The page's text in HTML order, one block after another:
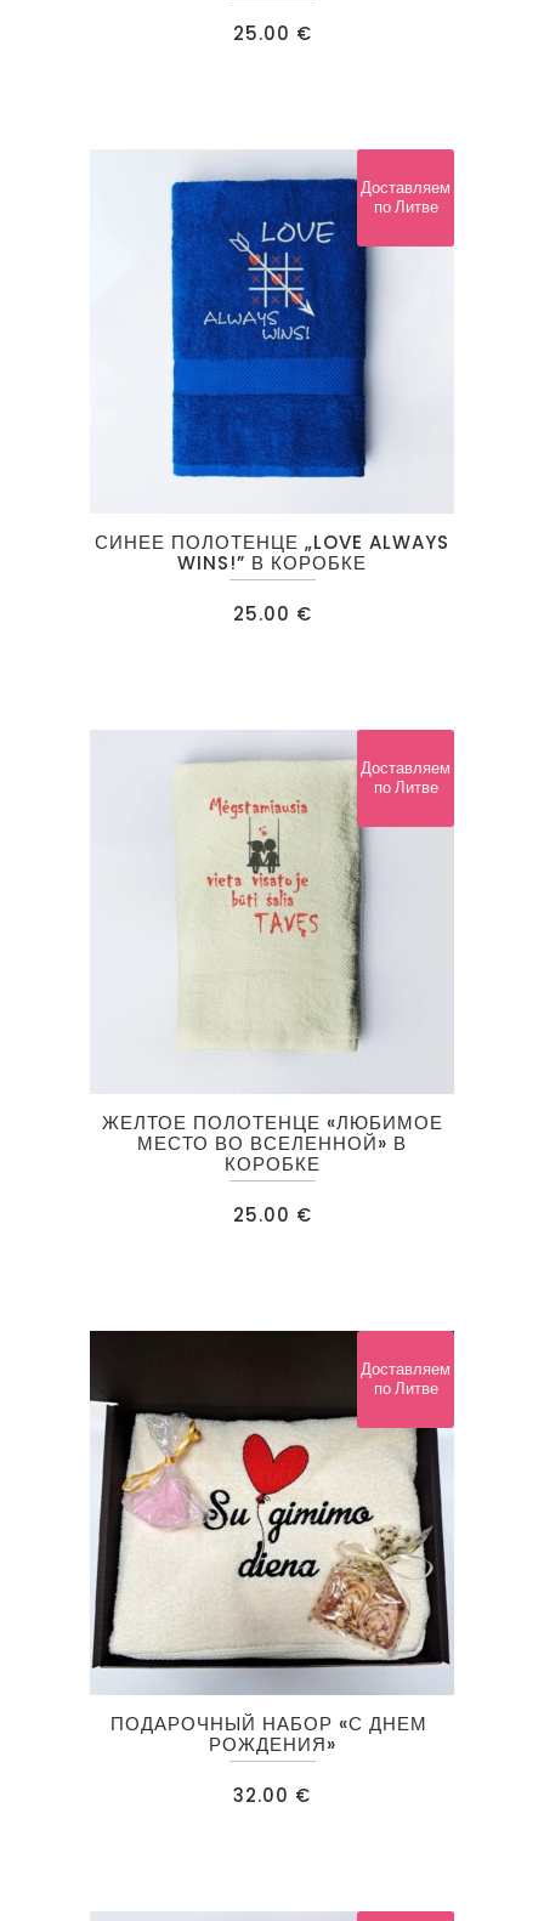
25.00 €
СИНЕЕ ПОЛОТЕНЦЕ „LOVE ALWAYS
WINS!” В КОРОБКЕ
25.00 €
Доставляем
по Литве
ЖЕЛТОЕ ПОЛОТЕНЦЕ «ЛЮБИМОЕ
МЕСТО ВО ВСЕЛЕННОЙ» В
КОРОБКЕ
25.00 €
Доставляем
по Литве
ПОДАРОЧНЫЙ НАБОР «С ДНЕМ ​​
РОЖДЕНИЯ»
32.00 €
Доставляем
по Литве